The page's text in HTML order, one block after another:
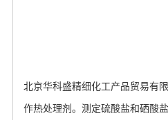
北京华科盛精细化工产品贸易有
作热处理剂。测定硫酸盐和硒酸